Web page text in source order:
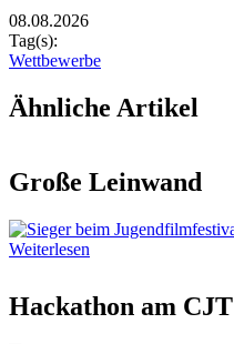
Zusätzliche Bilder
08.08.2026
Tag(s):
Wettbewerbe
Ähnliche Artikel
Große Leinwand
Weiterlesen
Hackathon am CJT